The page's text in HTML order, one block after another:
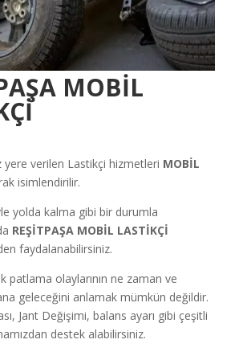
MOBİL
yere verilen Lastikçi hizmetleri MOBİL
isimlendirilir.
yolda kalma gibi bir durumla
REŞİTPAŞA MOBİL LASTİKÇİ
faydalanabilirsiniz.
patlama olaylarının ne zaman ve
geleceğini anlamak mümkün değildir.
Jant Değişimi, balans ayarı gibi çeşitli
destek alabilirsiniz.